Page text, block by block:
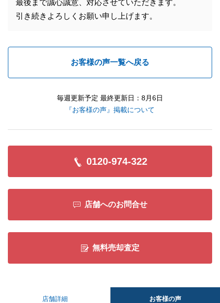
最後まで誠心誠意、対応させていただきます。
引き続きよろしくお願い申し上げます。
お客様の声一覧へ戻る
毎週更新予定 最終更新日：8月6日
『お客様の声』掲載について
0120-974-322
店舗へのお問合せ
無料売却査定
店舗詳細 お客様の声